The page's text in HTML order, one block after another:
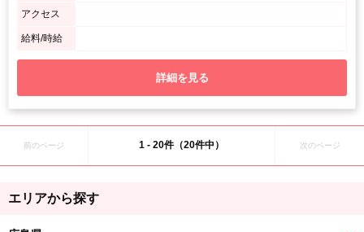
アクセス
給料/時給
詳細を見る
前のページ 1 - 20件（20件中） 次のページ
エリアから探す